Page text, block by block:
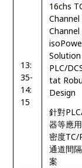
13:
35-
14:
15
16chs
PLC/
tat
Design
針對
器等應
密度TC/
通道間
案